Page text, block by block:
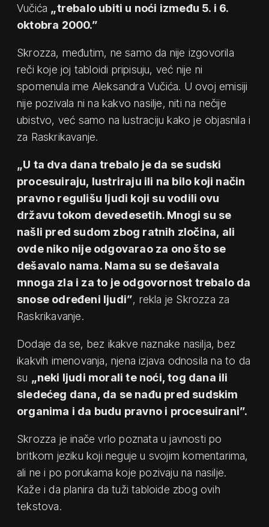
Vučića „trebalo ubiti u noći između 5. i 6.
oktobra 2000.”
Skrozza, međutim, ne samo da nije izgovorila
reči koje joj tabloidi pripisuju, već nije ni
spomenula ime Aleksandra Vučića. U ovoj emisiji
nije pozivala ni na kakvo nasilje, niti na nečije
ubistvo, već samo na lustraciju kako je objasnila i
za Raskrikavanje.
„U ta dva dana trebalo je da se sudski
procesuiraju, lustriraju ili na bilo koji način
pravno regulišu ljudi koji su vodili ovu
državu tokom devedesetih. Mnogi su se
našli pred sudom zbog ratnih zločina, ali
ovde niko nije odgovarao za ono što se
dešavalo nama. Nama su se dešavala
mnoga zla i za to je odgovornost trebalo da
snose određeni ljudi”, rekla je Skrozza za
Raskrikavanje.
Dodaje da se, bez ikakve naznake nasilja, bez
ikakvih imenovanja, njena izjava odnosila na to da
su „neki ljudi morali te noći, tog dana ili
sledećeg dana, da se nađu pred sudskim
organima i da budu pravno i procesuirani”.
Skrozza je inače vrlo poznata u javnosti po
britkom jeziku koji neguje u svojim komentarima,
ali ne i po porukama koje pozivaju na nasilje.
Kaže i da planira da tuži tabloide zbog ovih
tekstova.